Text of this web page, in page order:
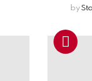
by